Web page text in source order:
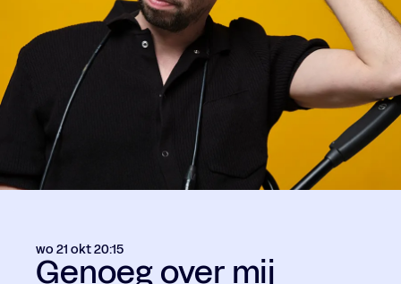
Genoeg over mij
wo 21 okt20:15